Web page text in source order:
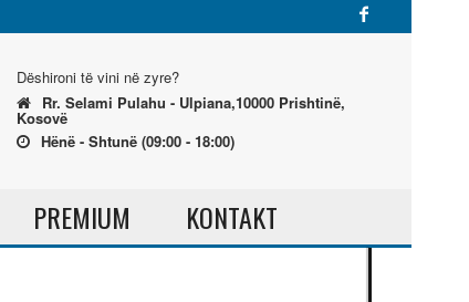
Dëshironi të vini në zyre?
Rr. Selami Pulahu - Ulpiana,10000 Prishtinë,
Kosovë
Hënë - Shtunë (09:00 - 18:00)
PREMIUM KONTAKT